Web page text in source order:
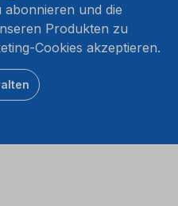
und die
Produkten zu
Cookies akzeptieren.